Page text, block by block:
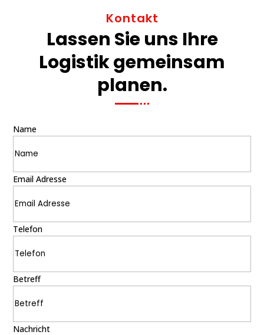
Kontakt
Lassen Sie uns Ihre
Logistik gemeinsam
planen.
Name
Email Adresse
Telefon
Betreff
Nachricht